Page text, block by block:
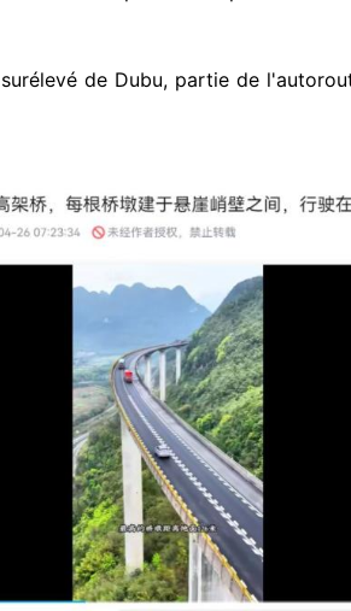
de Dubu, partie de